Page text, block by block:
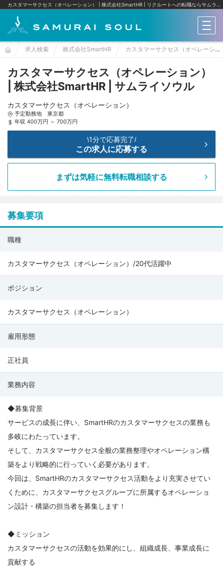
カスタマーサクセス（オペレーション） | 株式会社SmartHR リクルートへの転職ならサムライソウル
メ
求人検索 株式会社SmartHR カスタマーサクセス（オペレーション）
カスタマーサクセス（オペレーション）
| 株式会社SmartHR | サムライソウル
カスタマーサクセス（オペレーション）
予定勤務地 東京都
年収 400万円 ～ 700万円
まずは気軽に無料転職相談する
\1分で応募完了/
この求人に応募する
募集要項
社
SmartHR
職種
カスタマーサクセス（オペレーション）/20代活躍中
ポジション
カスタマーサクセス（オペレーション）
雇用形態
正社員
業務内容
◆募集背景
サービスの成長に伴い、SmartHRのカスタマーサクセスの業務も
多岐にわたっています。
そして、カスタマーサクセス全般の業務整理やオペレーション構
築をより戦略的に行っていく必要があります。
今回は、SmartHRのカスタマーサクセス活動をより充実させてい
くために、カスタマーサクセスグループに所属するオペレーショ
ン設計・構築の担当者を募集します！
◆ミッション
カスタマーサクセスの活動を効果的にし、組織成長、事業成長に
貢献する